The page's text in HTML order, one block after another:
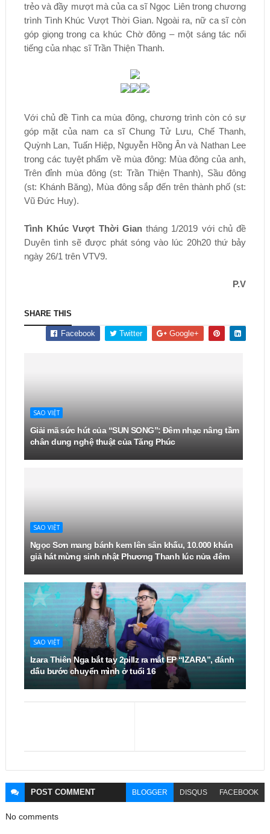
trẻo và đầy mượt mà của ca sĩ Ngọc Liên trong chương
trình Tình Khúc Vượt Thời Gian. Ngoài ra, nữ ca sĩ còn
góp giọng trong ca khúc Chờ đông – một sáng tác nổi
tiếng của nhạc sĩ Trần Thiện Thanh.
Với chủ đề Tình ca mùa đông, chương trình còn có sự
góp mặt của nam ca sĩ Chung Tử Lưu, Chế Thanh,
Quỳnh Lan, Tuấn Hiệp, Nguyễn Hồng Ân và Nathan Lee
trong các tuyệt phẩm về mùa đông: Mùa đông của anh,
Trên đỉnh mùa đông (st: Trần Thiện Thanh), Sầu đông
(st: Khánh Băng), Mùa đông sắp đến trên thành phố (st:
Vũ Đức Huy).
Tình Khúc Vượt Thời Giantháng 1/2019 với chủ đề
Duyên tình sẽ được phát sóng vào lúc 20h20 thứ bảy
ngày 26/1 trên VTV9.
P.V
SHARE THIS
Facebook Twitter Google+
SAO VIỆT
Giải mã sức hút của “SUN SONG”: Đêm nhạc nâng tầm
chân dung nghệ thuật của Tăng Phúc
SAO VIỆT
Ngọc Sơn mang bánh kem lên sân khấu, 10.000 khán
giả hát mừng sinh nhật Phương Thanh lúc nửa đêm
SAO VIỆT
Izara Thiên Nga bắt tay 2pillz ra mắt EP “IZARA”, đánh
dấu bước chuyển mình ở tuổi 16
POST COMMENT BLOGGER DISQUS FACEBOOK
No comments